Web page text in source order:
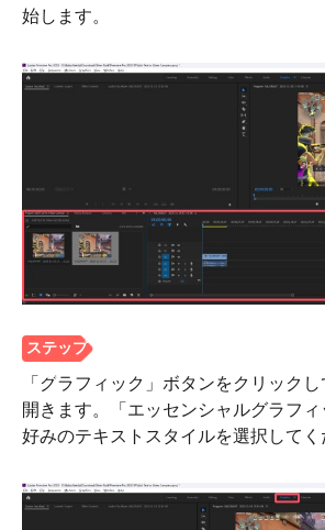
ステップ
始します。
「グラフィック」ボタンをクリック
開きます。「エッセンシャルグラフ
好みのテキストスタイルを選択してく